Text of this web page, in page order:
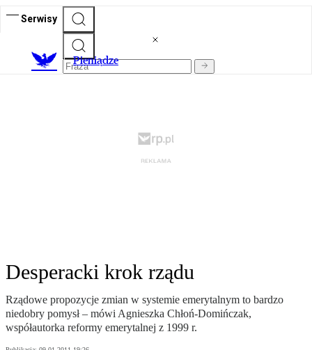
Serwisy
Pieniądze
Desperacki krok rządu
Rządowe propozycje zmian w systemie emerytalnym to bardzo
niedobry pomysł – mówi Agnieszka Chłoń-Domińczak,
współautorka reformy emerytalnej z 1999 r.